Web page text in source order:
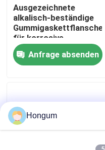
Neuigkeiten
Rechtssachen
Ventil-
Ausgezeichnete
alkalisch-beständige
Gummigaskettflansche
für korrosive
Umgebungen in der
chemischen
Verarbeitung
Anfrage absenden
Hongum